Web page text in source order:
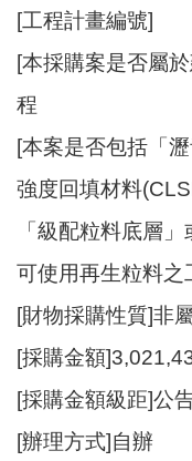
相
關
資
料
回
頁
站
覽
市
政
箱
[工程計畫編號]
[本採購案是否屬
程
[本案是否包括「
強度回填材料
「級配粒料底層
可使用再生粒料之
[財物採購性質]非
[採購金額
[採購金額級距]公
[辦理方式]自辦